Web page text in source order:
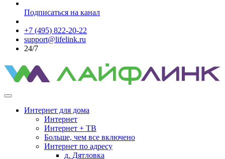
Подписаться на канал
+7 (495) 822-20-22
support@lifelink.ru
24/7
Интернет для дома
Интернет
Интернет + ТВ
Больше, чем все включено
Интернет по адресу
д. Дятловка